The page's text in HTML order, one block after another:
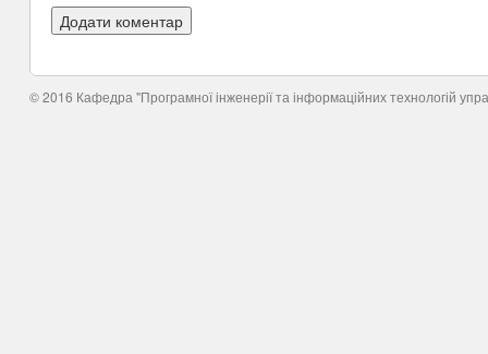
© 2016 Кафедра "Програмної інженерії та інформаційних технологій